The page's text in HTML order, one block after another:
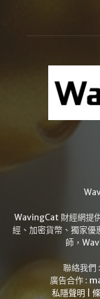
WavingCat 財經網提
經、加密貨幣、獨家優
師，
聯絡我們 :
廣告合作 :
私隱聲明